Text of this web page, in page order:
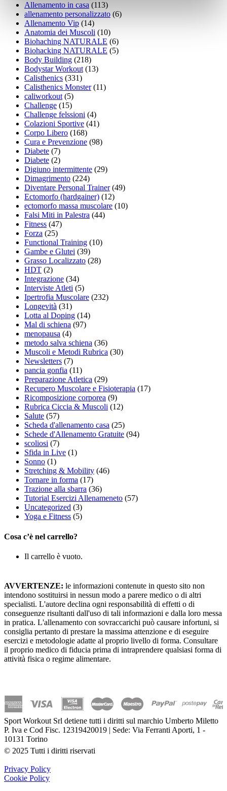
Allenamento in casa (113)
allenamento personalizzato (6)
Allenamento Vip (14)
Anatomia dei Muscoli (10)
Biohaching NATURALE (6)
Biohacking NATURALE (5)
Body Building (218)
Bodystar Workout(13)
Calisthenics (331)
Calisthenics Monster(11)
caliworkout(5)
Challenge (15)
Challenge felssioni (4)
Colazioni Sportive (41)
Corpo Libero (168)
Cura e Prevenzione (98)
Diabete (7)
Diabete (2)
Digiuno intermittente (29)
Dimagrimento (224)
Diventare Personal Trainer(49)
Ectomorfo (hardgainer) (12)
ectomorfo massa muscolare (10)
Falsi Miti in Palestra (44)
Fitness (47)
Forza (25)
Functional Training (10)
Gambe e Glutei (39)
Grasso Localizzato (28)
HDT (2)
Integrazione (34)
Interviste Atleti (5)
Ipertrofia Muscolare (232)
Longevità (31)
Lotta al Doping (14)
Mal di schiena (97)
menopausa (4)
metodo salva schiena (36)
Muscoli e Metodi Rubrica (30)
Newsletters (7)
pancia gonfia (11)
Preparazione Atletica (29)
Recupero Muscolare e Fisioterapia (17)
Ricomposizione corporea (9)
Rubrica Ciccia & Muscoli (12)
Salute (57)
Scheda d'allenamento casa (25)
Schede d'Allenamento Gratuite (94)
scoliosi (7)
Sfida in Live (1)
Sonno (1)
Stretching & Mobility (46)
Tornare in forma (17)
Trazione alla sbarra (36)
Tutorial Esercizi Allenameneto (57)
Uncategorized (3)
Yoga e Fitness (5)
Cosa c’è nel carrello?
Il carrello è vuoto.
AVVERTENZE: le informazioni contenute in questo sito non
intendono sostituirsi in nessun modo a parere medico o di altri
specialisti. L'autore declina ogni responsabilità di effetti o di
conseguenze risultanti dall'uso di tali informazioni e dalla loro messa
in pratica. L'allenamento con sovraccarichi può causare infortuni, si
consiglia pertanto di prestare la massima attenzione e di eseguire
esercizi e metodologie adatte al proprio livello di forma. Consultare
il proprio medico di fiducia prima di intraprendere qualsiasi forma di
attività fisica o regime alimentare.
Sport Workout Srl detiene tutti i diritti sul marchio Umberto Miletto
P. Iva e Cod Fisc. 12319420019 | Sede: Via Ferranti Aporti, 1 -
10131 Torino
© 2025 Tutti i diritti riservati
Privacy Policy
Cookie Policy